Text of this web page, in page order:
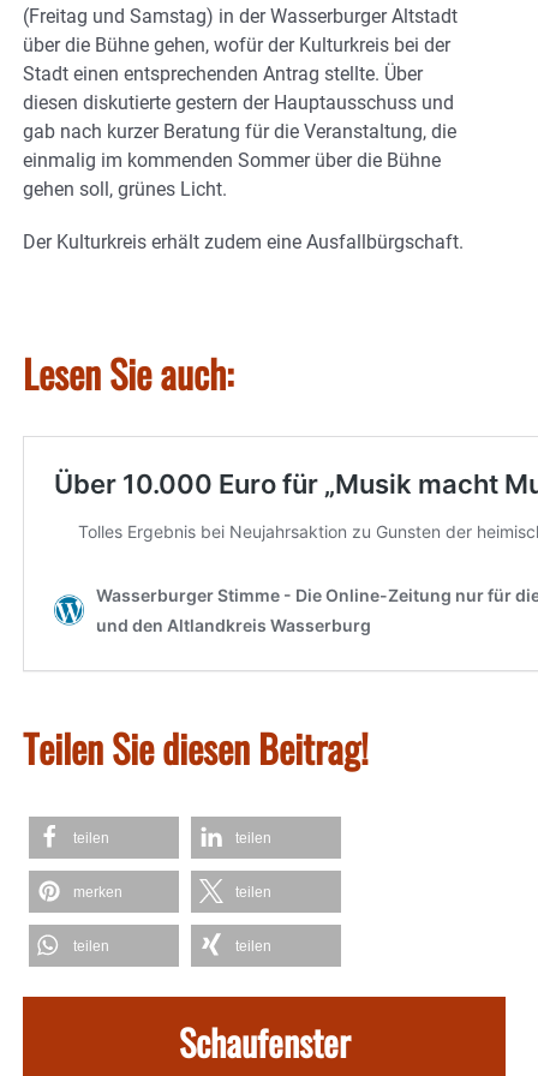
(Freitag und Samstag) in der Wasserburger Altstadt
über die Bühne gehen, wofür der Kulturkreis bei der
Stadt einen entsprechenden Antrag stellte. Über
diesen diskutierte gestern der Hauptausschuss und
gab nach kurzer Beratung für die Veranstaltung, die
einmalig im kommenden Sommer über die Bühne
gehen soll, grünes Licht.
Der Kulturkreis erhält zudem eine Ausfallbürgschaft.
Lesen Sie auch:
Teilen Sie diesen Beitrag!
teilen teilen
merken teilen
teilen teilen
Schaufenster